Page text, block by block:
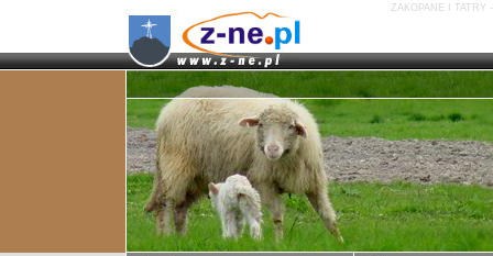
ZAKOPANE I TATRY